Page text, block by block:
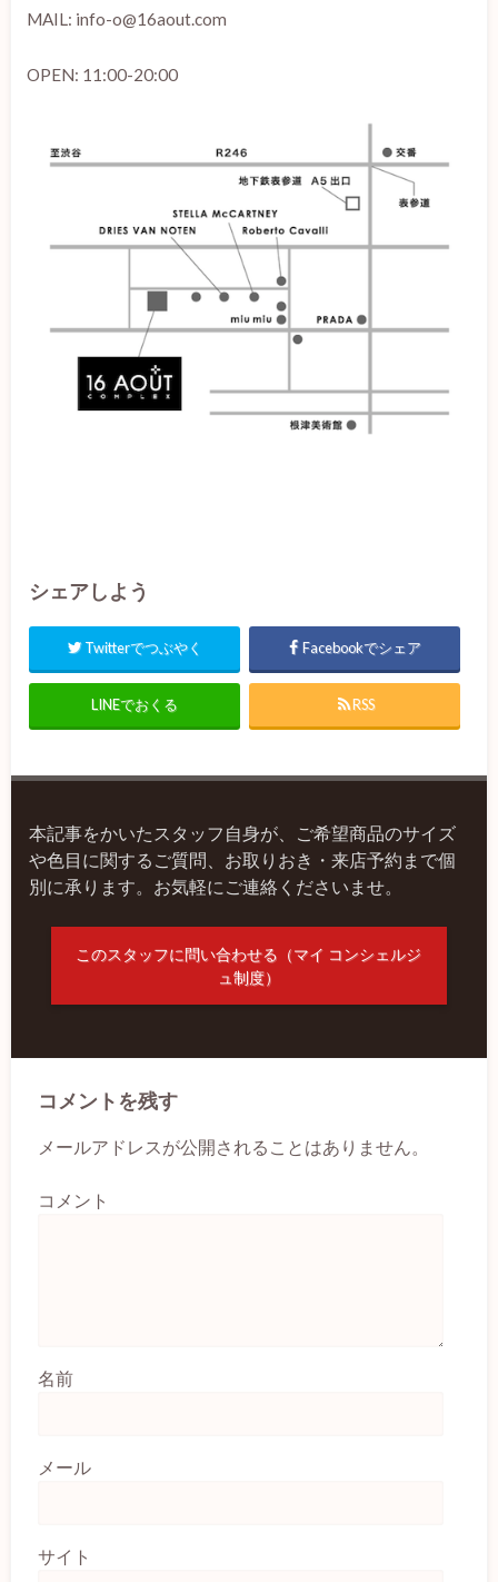
MAIL: info-o@16aout.com
OPEN: 11:00-20:00
シェアしよう
Twitterでつぶやく Facebookでシェア
LINEでおくる RSS
本記事をかいたスタッフ自身が、ご希望商品のサイズ
や色目に関するご質問、お取りおき・来店予約まで個
別に承ります。お気軽にご連絡くださいませ。
このスタッフに問い合わせる（マイ コンシェルジ
ュ制度）
コメントを残す
メールアドレスが公開されることはありません。
コメント
名前
メール
サイト